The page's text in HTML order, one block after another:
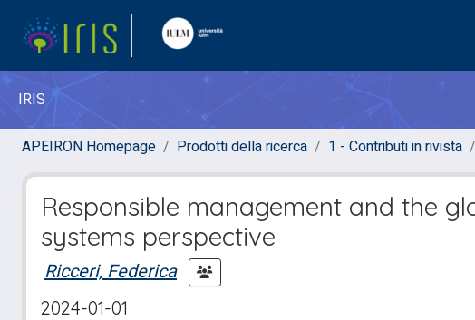
IRIS
APEIRON Homepage Prodotti della ricerca 1 - Contributi in rivista
Responsible management and the
systems perspective
Ricceri, Federica
2024-01-01